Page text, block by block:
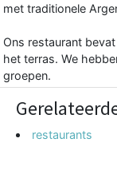
met traditionele
Ons restaurant
het terras. We
groepen.
restaurants